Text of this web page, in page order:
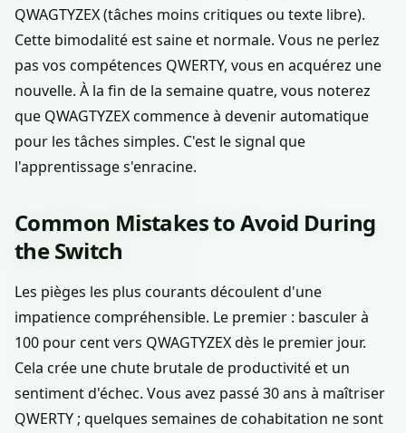
QWAGTYZEX (tâches moins critiques ou texte libre).
Cette bimodalité est saine et normale. Vous ne perlez
pas vos compétences QWERTY, vous en acquérez une
nouvelle. À la fin de la semaine quatre, vous noterez
que QWAGTYZEX commence à devenir automatique
pour les tâches simples. C'est le signal que
l'apprentissage s'enracine.
Common Mistakes to Avoid During
the Switch
Les pièges les plus courants découlent d'une
impatience compréhensible. Le premier : basculer à
100 pour cent vers QWAGTYZEX dès le premier jour.
Cela crée une chute brutale de productivité et un
sentiment d'échec. Vous avez passé 30 ans à maîtriser
QWERTY ; quelques semaines de cohabitation ne sont